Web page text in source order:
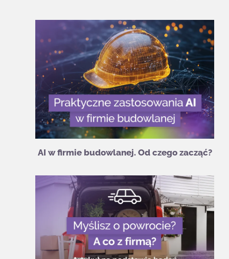
AI w firmie budowlanej. Od czego zacząć?